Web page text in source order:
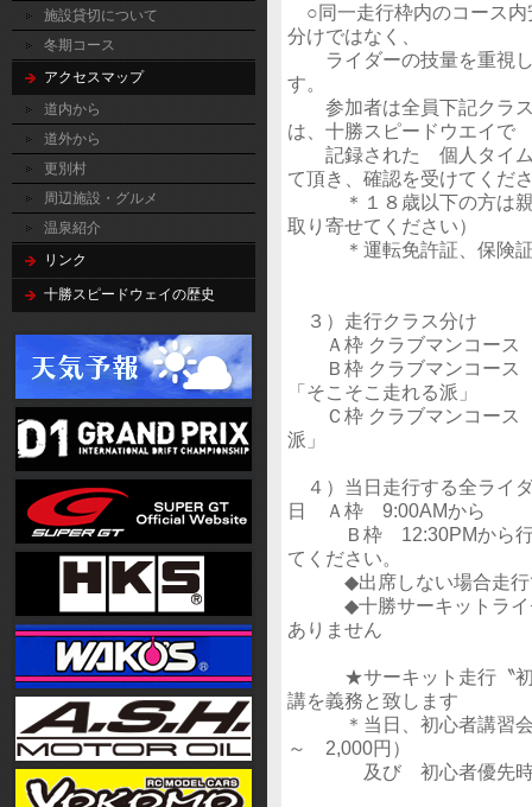
施設貸切について
冬期コース
アクセスマップ
道内から
道外から
更別村
周辺施設・グルメ
温泉紹介
リンク
十勝スピードウェイの歴史
○同一走行枠内のコース内
分けではなく、
ライダーの技量を重視し
す。
参加者は全員下記クラス
は、十勝スピードウエイで
記録された 個人タイム
て頂き、確認を受けてくだ
＊１８歳以下の方は親
取り寄せてください）
＊運転免許証、保険証
３）走行クラス分け
Ａ枠 クラブマンコース
Ｂ枠 クラブマンコース
「そこそこ走れる派」
Ｃ枠 クラブマンコース
派」
４）当日走行する全ライ
日 Ａ枠 9:00AMから
Ｂ枠 12:30PMから行う
てください。
◆出席しない場合走行
◆十勝サーキットライセ
ありません
★サーキット走行〝初め
講を義務と致します
＊当日、初心者講習会
～ 2,000円）
及び 初心者優先時間